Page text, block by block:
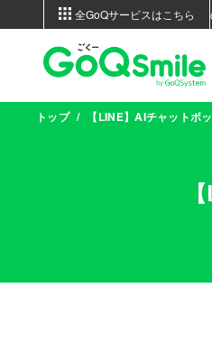
全GoQサービスはこちら
トップ 【LINE】AIチャットボ